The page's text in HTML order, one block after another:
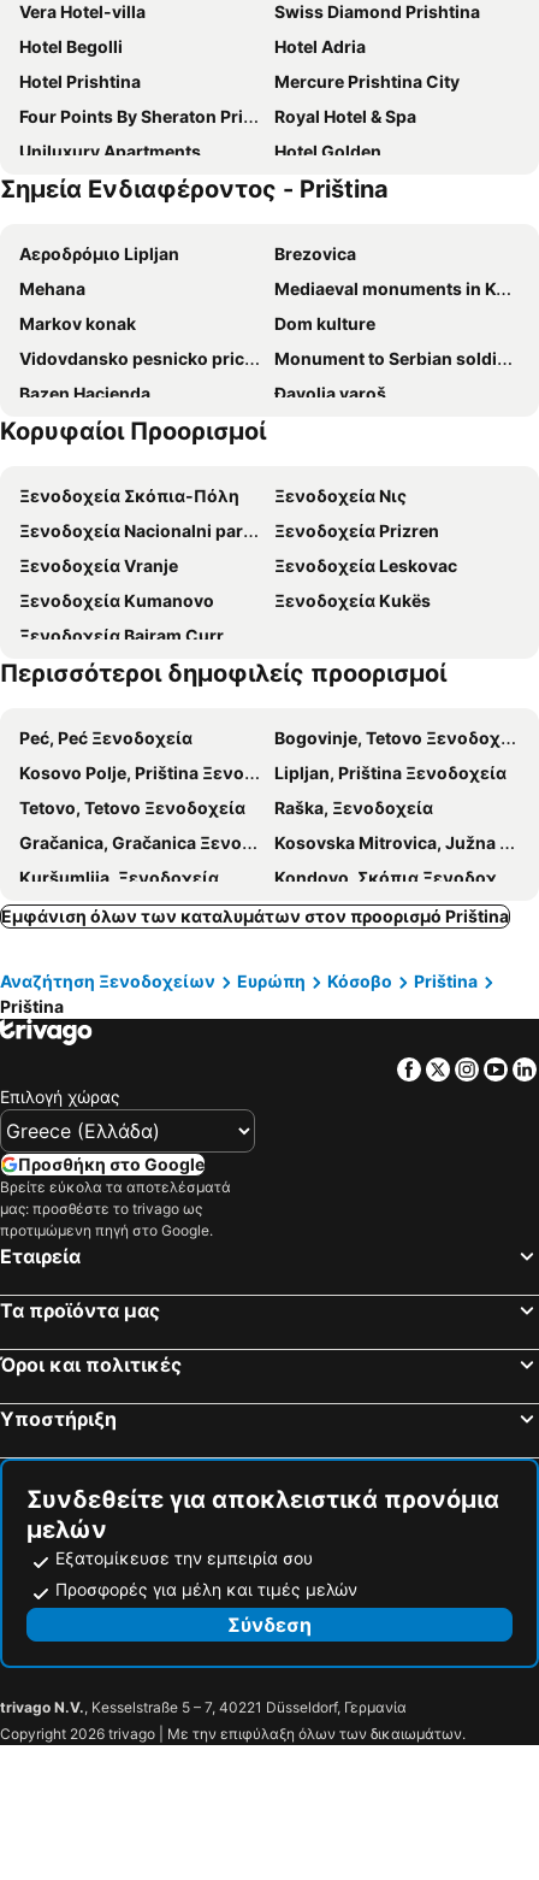
Vera Hotel-villa
Swiss Diamond Prishtina
Hotel Begolli
Hotel Adria
Hotel Prishtina
Mercure Prishtina City
Four Points By Sheraton Prishtina City
Royal Hotel & Spa
Uniluxury Apartments
Hotel Golden
Hotel Nartel
Grand Boutique Hotel
Hotel Sirius
International Prishtina & Spa
Hotel Denis
Hotel Gracanica
Hotel Real
Vetus Hotel
Hotel Prima
Manami Hotel
Hotel Callisto
Moon Hostel
Star Hill Hotel & Spa
Σημεία Ενδιαφέροντος - Priština
Aεροδρόμιο Lipljan
Brezovica
Mehana
Mediaeval monuments in Kosovo
Markov konak
Dom kulture
Vidovdansko pesnicko pricešce
Monument to Serbian soldiers killed in WWI
Bazen Hacienda
Đavolja varoš
Nacionalni park Šar planina
Κορυφαίοι Προορισμοί
Ξενοδοχεία Σκόπια-Πόλη
Ξενοδοχεία Νις
Ξενοδοχεία Nacionalni park Kopaonik
Ξενοδοχεία Prizren
Ξενοδοχεία Vranje
Ξενοδοχεία Leskovac
Ξενοδοχεία Kumanovo
Ξενοδοχεία Kukës
Ξενοδοχεία Bajram Curr
Περισσότεροι δημοφιλείς προορισμοί
Peć, Peć Ξενοδοχεία
Bogovinje, Tetovo Ξενοδοχεία
Kosovo Polje, Priština Ξενοδοχεία
Lipljan, Priština Ξενοδοχεία
Tetovo, Tetovo Ξενοδοχεία
Raška, Ξενοδοχεία
Gračanica, Gračanica Ξενοδοχεία
Kosovska Mitrovica, Južna Kosovska Mitrovica Ξενοδοχεία
Kuršumlija, Ξενοδοχεία
Kondovo, Σκόπια Ξενοδοχεία
Vladičin Han, Ξενοδοχεία
Dragaš, Dragaš Ξενοδοχεία
Νις, Ξενοδοχεία
Nacionalni park Kopaonik, Ξενοδοχεία
Prizren, Prizren Ξενοδοχεία
Vranje, Ξενοδοχεία
Leskovac, Ξενοδοχεία
Kukës, Κούκες Ξενοδοχεία
Εμφάνιση όλων των καταλυμάτων στον προορισμό Priština
Αναζήτηση Ξενοδοχείων Ευρώπη Κόσοβο
Priština
Priština
Facebook
Twitter
Επιλογή χώρας
Προσθήκη στο Google
Βρείτε εύκολα τα αποτελέσματά
μας: προσθέστε το trivago ως
προτιμώμενη πηγή στο Google.
Εταιρεία
Τα προϊόντα μας
Όροι και πολιτικές
Υποστήριξη
Συνδεθείτε για αποκλειστικά προνόμια
μελών
Εξατομίκευσε την εμπειρία σου
Προσφορές για μέλη και τιμές μελών
Σύνδεση
trivago N.V., Kesselstraße 5 – 7, 40221 Düsseldorf, Γερμανία
Copyright 2026 trivago | Με την επιφύλαξη όλων των δικαιωμάτων.